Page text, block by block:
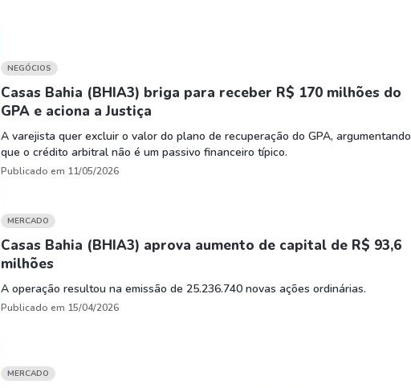
NEGÓCIOS
Casas Bahia (BHIA3) briga para receber R$ 170 milhões do
GPA e aciona a Justiça
A varejista quer excluir o valor do plano de recuperação do GPA, argumentando
que o crédito arbitral não é um passivo financeiro típico.
Publicado em 11/05/2026
MERCADO
Casas Bahia (BHIA3) aprova aumento de capital de R$ 93,6
milhões
A operação resultou na emissão de 25.236.740 novas ações ordinárias.
Publicado em 15/04/2026
MERCADO